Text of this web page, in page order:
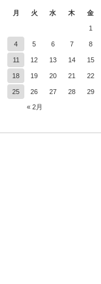
月 火 水 木 金
« 2月
1
4 5 6 7 8
11 12 13 14 15
18 19 20 21 22
25 26 27 28 29